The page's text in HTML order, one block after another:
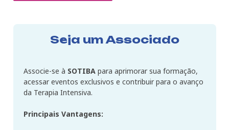
Seja um Associado
Associe-se à SOTIBA para aprimorar sua formação,
acessar eventos exclusivos e contribuir para o avanço
da Terapia Intensiva.
Principais Vantagens: